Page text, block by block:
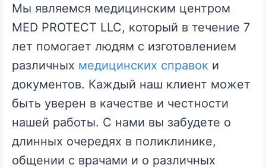
И
В
З
А
Я
В
К
Мы являемся медицинским центром
MED PROTECT LLC, который в течение 7
лет помогает людям с изготовлением
различных медицинских справок и
документов. Каждый наш клиент может
быть уверен в качестве и честности
нашей работы. С нами вы забудете о
длинных очередях в поликлинике,
общении с врачами и о различных